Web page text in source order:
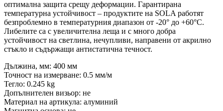
оптимална защита срещу деформации. Гарантирана
температурна устойчивост – продуктите на SOLA работят
безпроблемно в температурния диапазон от -20° до +60°С.
Либелите са с увеличителна леща и с много добра
устойчивост на светлина, нечупливи, направени от акрилно
стъкло и съдържащи антистатична течност.
Дължина, мм: 400 мм
Точност на измерване: 0.5 мм/м
Тегло: 0.245 kg
Допълнителен визьор: не
Материал на артикула: алуминий